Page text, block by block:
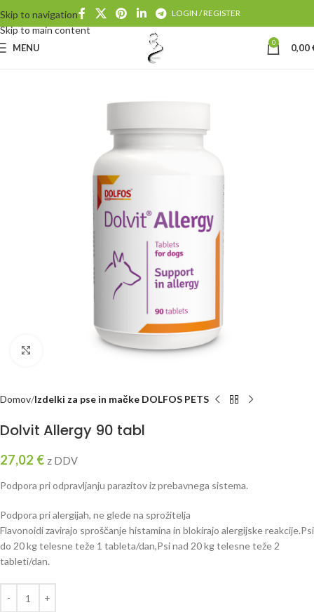
Skip to navigation
Skip to main content
LOGIN / REGISTER
MENU 0 0,00
Click to enlarge
Domov Izdelki za pse in mačke DOLFOS PETS
Dolvit Allergy 90 tabl
27,02 € z DDV
Podpora pri odpravljanju parazitov iz prebavnega sistema.
Podpora pri alergijah, ne glede na sprožitelja
Flavonoidi zavirajo sproščanje histamina in blokirajo alergijske reakcije.Psi
do 20 kg telesne teže 1 tableta/dan,Psi nad 20 kg telesne teže 2
tableti/dan.